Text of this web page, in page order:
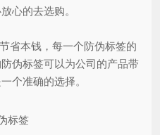
心的去选购。
本钱，每一个防伪标签的
伪标签可以为公司的产品带
个准确的选择。